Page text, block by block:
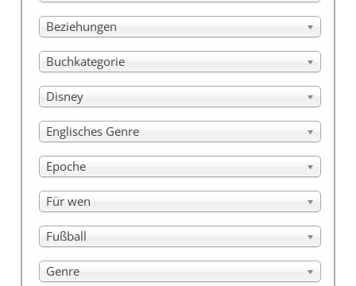
Beziehungen
Buchkategorie
Disney
Englisches Genre
Epoche
Für wen
Fußball
Genre